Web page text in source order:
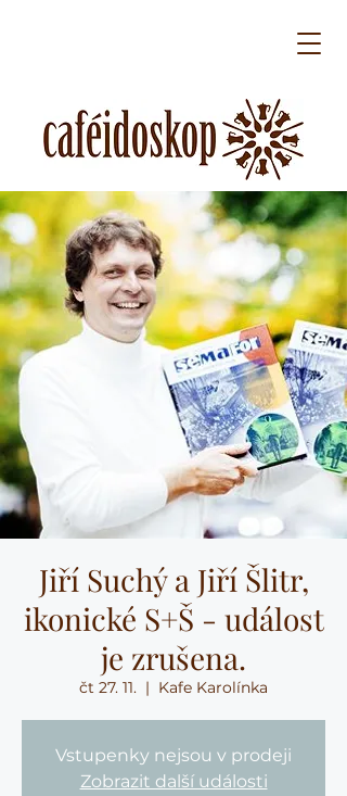
Jiří Suchý a Jiří Šlitr,
ikonické S+Š - událost
je zrušena.
čt 27. 11.
  |
Kafe Karolínka
Vstupenky nejsou v prodeji
Zobrazit další události